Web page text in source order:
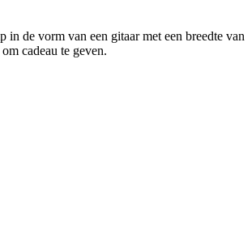
in de vorm van een gitaar met een breedte van
cadeau te geven.